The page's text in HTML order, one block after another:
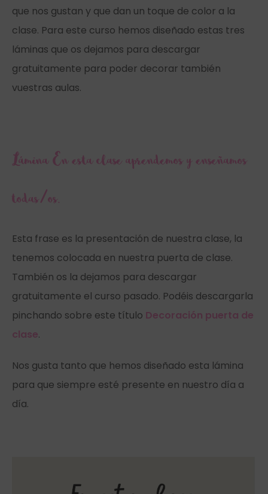
que nos gustan y que dan un toque de color a la
clase. Para este curso hemos diseñado estas tres
láminas que os dejamos para descargar
gratuitamente para poder decorar también
vuestras aulas.
Lámina En esta clase aprendemos y enseñamos
todas/os.
Esta frase es la presentación de nuestra clase, la
tenemos colocada en nuestra puerta de clase.
También os la dejamos para descargar
gratuitamente el curso pasado. Podéis descargarla
pinchando sobre este título Decoración puerta de
clase.
Nos gusta tanto que hemos diseñado esta lámina
para que siempre esté presente en nuestro día a
día.